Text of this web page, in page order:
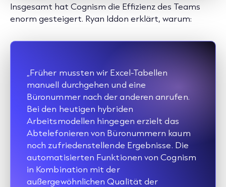
Insgesamt hat Cognism die Effizienz des Teams
enorm gesteigert. Ryan Iddon erklärt, warum:
„Früher mussten wir Excel-Tabellen
manuell durchgehen und eine
Büronummer nach der anderen anrufen.
Bei den heutigen hybriden
Arbeitsmodellen hingegen erzielt das
Abtelefonieren von Büronummern kaum
noch zufriedenstellende Ergebnisse. Die
automatisierten Funktionen von Cognism
in Kombination mit der
außergewöhnlichen Qualität der